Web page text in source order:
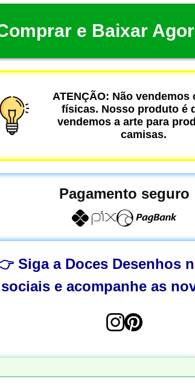
e Baixar
ATENÇÃO: Não vendemos
físicas. Nosso produto é
vendemos a arte para
camisas.
Pagamento seguro
Siga a Doces Desenhos
sociais e acompanhe as